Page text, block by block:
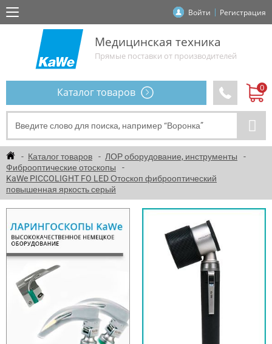
Войти Регистрация
Медицинская техника
Прямые поставки от производителей
Каталог товаров
Каталог товаров
ЛОР оборудование, инструменты
Фиброоптические отоскопы
KaWe PICCOLIGHT FO LED Отоскоп фиброоптический
повышенная яркость серый